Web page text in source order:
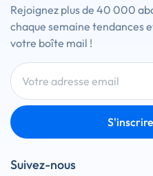
Rejoignez plus de 40 000
chaque semaine tendances
votre boîte mail !
S'inscrire
Suivez-nous